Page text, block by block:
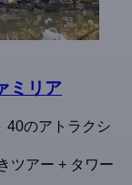
ミリア
40のアトラクシ
ツアー + タワー